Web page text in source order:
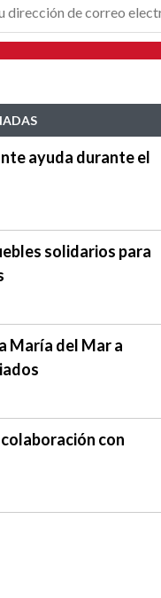
ayuda durante el
solidarios para
María del Mar a
con